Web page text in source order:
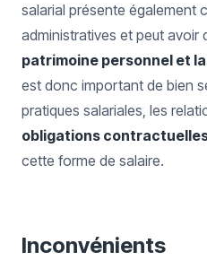
salarial présente également
administratives et peut avoir
patrimoine personnel et
est donc important de bien
pratiques salariales, les
obligations
cette forme de salaire.
Inconvénients